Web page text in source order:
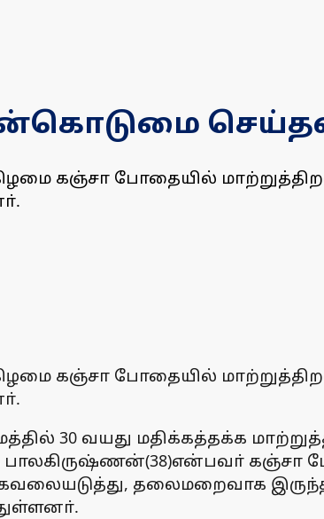
கஞ்சா போதையில்
கஞ்சா போதையில்
30 வயது மதிக்கத்தக்க
கஞ்சா
தலைமறைவாக